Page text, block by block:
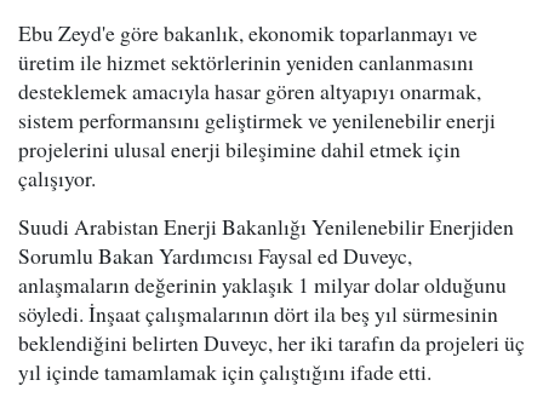
Ebu Zeyd'e göre bakanlık, ekonomik toparlanmayı ve
üretim ile hizmet sektörlerinin yeniden canlanmasını
desteklemek amacıyla hasar gören altyapıyı onarmak,
sistem performansını geliştirmek ve yenilenebilir enerji
projelerini ulusal enerji bileşimine dahil etmek için
çalışıyor.
Suudi Arabistan Enerji Bakanlığı Yenilenebilir Enerjiden
Sorumlu Bakan Yardımcısı Faysal ed Duveyc,
anlaşmaların değerinin yaklaşık 1 milyar dolar olduğunu
söyledi. İnşaat çalışmalarının dört ila beş yıl sürmesinin
beklendiğini belirten Duveyc, her iki tarafın da projeleri üç
yıl içinde tamamlamak için çalıştığını ifade etti.